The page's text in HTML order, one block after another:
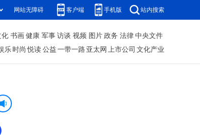
网站无障碍 客户端 手机版 站内搜索
化 书画 健康 军事 访谈 视频 图片 政务 法律 中央文件
乐 时尚 悦读 公益 一带一路 亚太网 上市公司 文化产业